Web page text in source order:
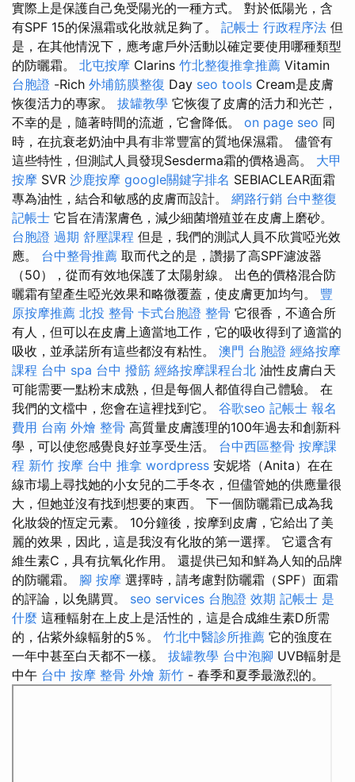
實際上是保護自己免受陽光的一種方式。 對於低陽光，含
有SPF 15的保濕霜或化妝就足夠了。 記帳士 行政程序法 但
是，在其他情況下，應考慮戶外活動以確定要使用哪種類型
的防曬霜。 北屯按摩 Clarins 竹北整復推拿推薦 Vitamin
台胞證 -Rich 外埔筋膜整復 Day seo tools Cream是皮膚
恢復活力的專家。 拔罐教學 它恢復了皮膚的活力和光芒，
不幸的是，隨著時間的流逝，它會降低。 on page seo 同
時，在抗衰老奶油中具有非常豐富的質地保濕霜。 儘管有
這些特性，但測試人員發現Sesderma霜的價格過高。 大甲
按摩 SVR 沙鹿按摩 google關鍵字排名 SEBIACLEAR面霜
專為油性，結合和敏感的皮膚而設計。 網路行銷 台中整復
記帳士 它旨在清潔膚色，減少細菌增殖並在皮膚上磨砂。
台胞證 過期 舒壓課程 但是，我們的測試人員不欣賞啞光效
應。 台中整骨推薦 取而代之的是，讚揚了高SPF濾波器
（50），從而有效地保護了太陽射線。 出色的價格混合防
曬霜有望產生啞光效果和略微覆蓋，使皮膚更加均勻。 豐
原按摩推薦 北投 整骨 卡式台胞證 整骨 它很香，不適合所
有人，但可以在皮膚上適當地工作，它的吸收得到了適當的
吸收，並承諾所有這些都沒有粘性。 澳門 台胞證 經絡按摩
課程 台中 spa 台中 撥筋 經絡按摩課程台北 油性皮膚白天
可能需要一點粉末成熟，但是每個人都值得自己體驗。 在
我們的文檔中，您會在這裡找到它。 谷歌seo 記帳士 報名
費用 台南 外燴 整骨 高質量皮膚護理的100年過去和創新科
學，可以使您感覺良好並享受生活。 台中西區整骨 按摩課
程 新竹 按摩 台中 推拿 wordpress 安妮塔（Anita）在在
線市場上尋找她的小女兒的二手冬衣，但儘管她的供應量很
大，但她並沒有找到想要的東西。 下一個防曬霜已成為我
化妝袋的恆定元素。 10分鐘後，按摩到皮膚，它給出了美
麗的效果，因此，這是我沒有化妝的第一選擇。 它還含有
維生素C，具有抗氧化作用。 還提供已知和鮮為人知的品牌
的防曬霜。 腳 按摩 選擇時，請考慮對防曬霜（SPF）面霜
的評論，以免購買。 seo services 台胞證 效期 記帳士 是
什麼 這種輻射在上皮上是活性的，這是合成維生素D所需
的，佔紫外線輻射的5％。 竹北中醫診所推薦 它的強度在
一年中甚至白天都不一樣。 拔罐教學 台中泡腳 UVB輻射是
中午 台中 按摩 整骨 外燴 新竹 - 春季和夏季最激烈的。